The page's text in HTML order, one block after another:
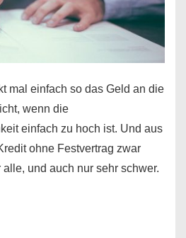
mal einfach so das Geld an die
wenn die
einfach zu hoch ist. Und aus
ohne Festvertrag zwar
und auch nur sehr schwer.